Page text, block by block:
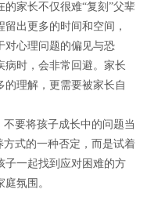
家长不仅很难“复刻”父辈
出更多的时间和空间，
对心理问题的偏见与恐
病时，会非常回避。家长
理解，更需要被家长自
要将孩子成长中的问题当
式的一种否定，而是试着
子一起找到应对困难的方
氛围。